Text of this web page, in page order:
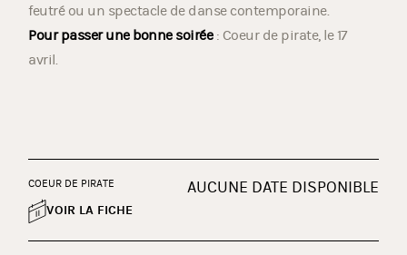
feutré ou un spectacle de danse contemporaine.
Pour passer une bonne soirée: Coeur de pirate, le 17
avril.
COEUR DE PIRATE AUCUNE DATE DISPONIBLE
VOIR LA FICHE